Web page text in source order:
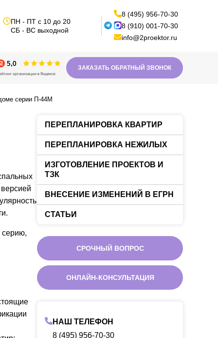
ПН - ПТ с 10 до 20
СБ - ВС выходной
8 (495) 956-70-30
8 (910) 001-70-30
info@2proektor.ru
ЗАКАЗАТЬ ОБРАТНЫЙ ЗВОНОК
серии П-44М
ПЕРЕПЛАНИРОВКА КВАРТИР
ПЕРЕПЛАНИРОВКА НЕЖИЛЫХ
ИЗГОТОВЛЕНИЕ ПРОЕКТОВ И
ТЗК
ВНЕСЕНИЕ ИЗМЕНЕНИЙ В ЕГРН
СТАТЬИ
СРОЧНЫЙ ВОПРОС
ОНЛАЙН-КОНСУЛЬТАЦИЯ
НАШ ТЕЛЕФОН
8 (495) 956-70-30